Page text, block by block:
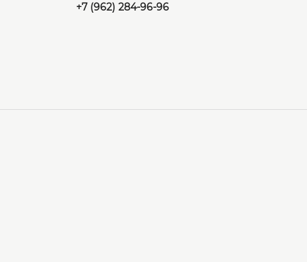
+7 (962) 284-96-96